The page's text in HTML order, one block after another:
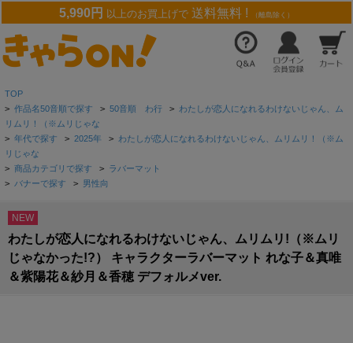
5,990円 以上のお買上げで 送料無料 ! （離島除く）
TOP
> 作品名50音順で探す > 50音順 わ行 > わたしが恋人になれるわけないじゃん、ム
リムリ！（※ムリじゃな
> 年代で探す > 2025年 > わたしが恋人になれるわけないじゃん、ムリムリ！（※ム
リじゃな
> 商品カテゴリで探す > ラバーマット
> バナーで探す > 男性向
NEW
わたしが恋人になれるわけないじゃん、ムリムリ!（※ムリ
じゃなかった!?） キャラクターラバーマット れな子＆真唯
＆紫陽花＆紗月＆香穂 デフォルメver.